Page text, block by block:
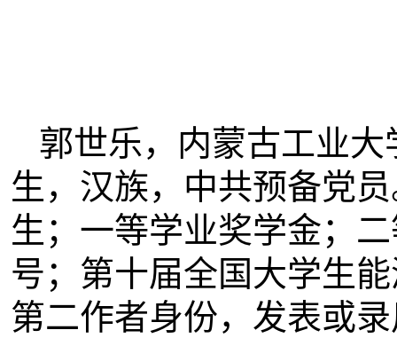
郭世乐，内蒙古工业
生，汉族，中共预备党
生；一等学业奖学金；
号；第十届全国大学生
第二作者身份，发表或